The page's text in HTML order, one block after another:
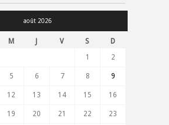
août 2026
M V S
D
1
2
5 6 7 8 9
12 13 14 15 16
19 20 21 22 23